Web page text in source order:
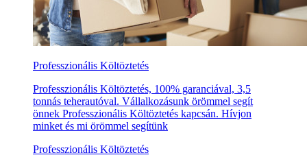
Professzionális Költöztetés
Professzionális Költöztetés, 100% garanciával, 3,5
tonnás teherautóval. Vállalkozásunk örömmel segít
önnek Professzionális Költöztetés kapcsán. Hívjon
minket és mi örömmel segítünk
Professzionális Költöztetés